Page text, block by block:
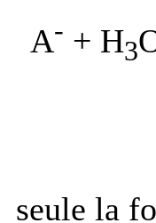
A- + H3
seule la